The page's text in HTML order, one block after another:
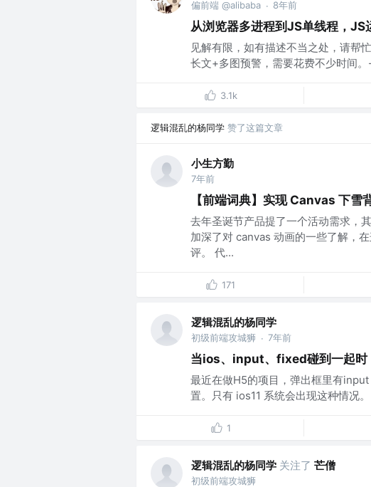
偏前端 @alibaba · 8年前
从浏览器多进程到JS单线程，JS
见解有限，如有描述不当之处，请
长文+多图预警，需要花费不少时间
3.1k
逻辑混乱的杨同学 赞了这篇文章
小生方勤
7年前
【前端词典】实现 Canvas 下雪
去年圣诞节产品提了一个活动需求，
加深了对 canvas 动画的一些了解，
评。 代...
171
逻辑混乱的杨同学
初级前端攻城狮 · 7年前
当ios、input、fixed碰到一起时
最近在做H5的项目，弹出框里有
置。只有 ios11 系统会出现这种情况
1
逻辑混乱的杨同学 关注了 芒僧
初级前端攻城狮